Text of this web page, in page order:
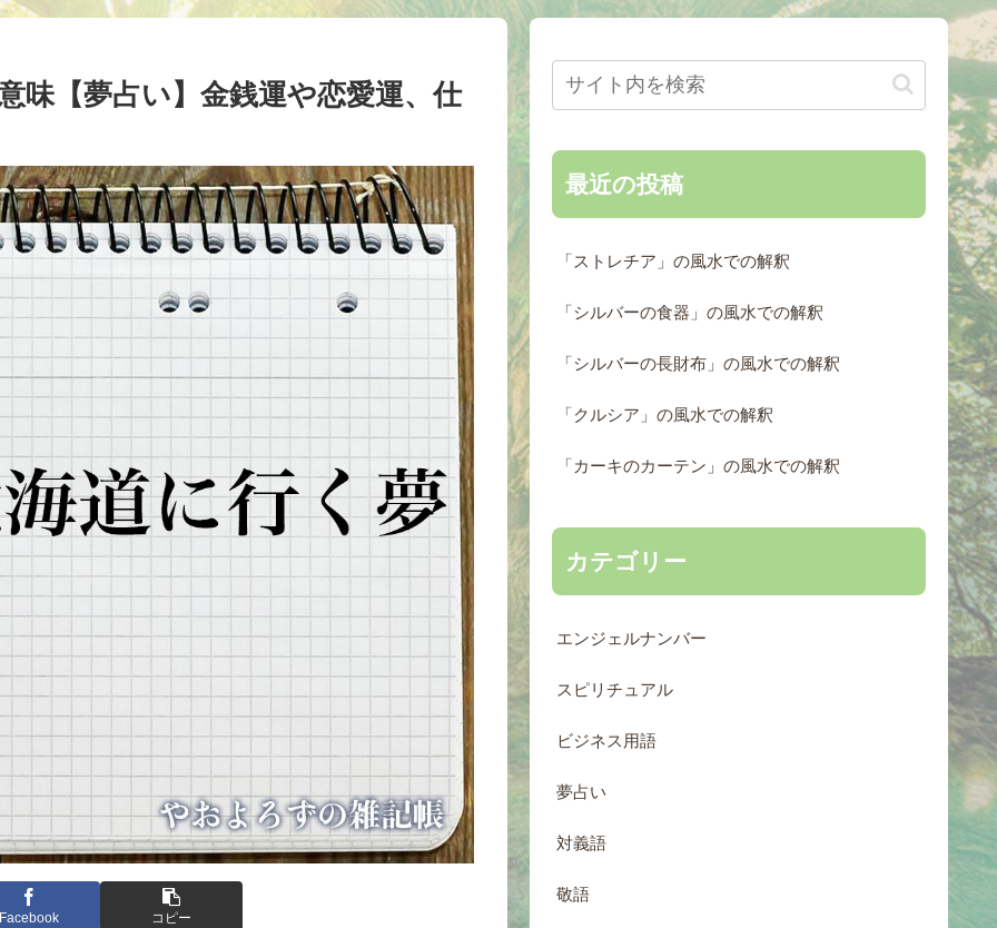
味【夢占い】金銭運や恋愛運、仕
Facebook コピー
最近の投稿
「ストレチア」の風水での解釈
「シルバーの食器」の風水での解釈
「シルバーの長財布」の風水での解釈
「クルシア」の風水での解釈
「カーキのカーテン」の風水での解釈
カテゴリー
エンジェルナンバー
スピリチュアル
ビジネス用語
夢占い
対義語
敬語